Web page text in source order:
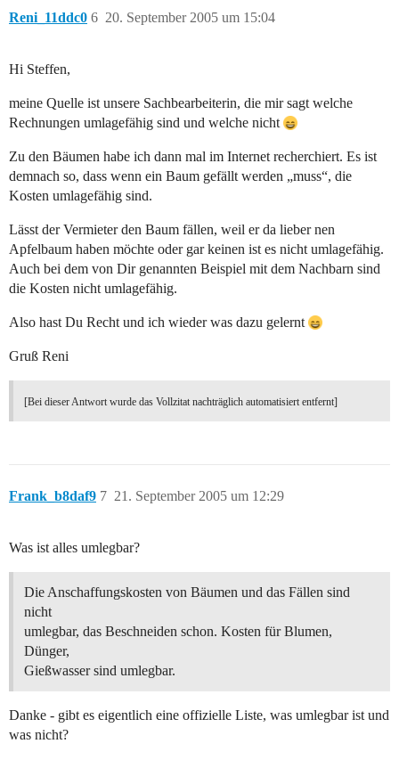
Reni_11ddc0 20. September 2005 um 15:04
6
Hi Steffen,
meine Quelle ist unsere Sachbearbeiterin, die mir sagt welche
Rechnungen umlagefähig sind und welche nicht
Zu den Bäumen habe ich dann mal im Internet recherchiert. Es ist
demnach so, dass wenn ein Baum gefällt werden „muss“, die
Kosten umlagefähig sind.
Lässt der Vermieter den Baum fällen, weil er da lieber nen
Apfelbaum haben möchte oder gar keinen ist es nicht umlagefähig.
Auch bei dem von Dir genannten Beispiel mit dem Nachbarn sind
die Kosten nicht umlagefähig.
Also hast Du Recht und ich wieder was dazu gelernt
Gruß Reni
[Bei dieser Antwort wurde das Vollzitat nachträglich automatisiert entfernt]
Frank_b8daf9 21. September 2005 um 12:29
7
Was ist alles umlegbar?
Die Anschaffungskosten von Bäumen und das Fällen sind
nicht
umlegbar, das Beschneiden schon. Kosten für Blumen,
Dünger,
Gießwasser sind umlegbar.
Danke - gibt es eigentlich eine offizielle Liste, was umlegbar ist und
was nicht?